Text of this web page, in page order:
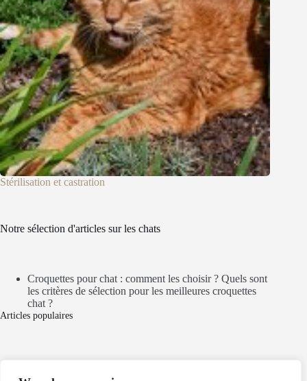
Stérilisation et castration
Notre sélection d'articles sur les chats
Croquettes pour chat : comment les choisir ? Quels sont
les critères de sélection pour les meilleures croquettes
chat ?
Articles populaires